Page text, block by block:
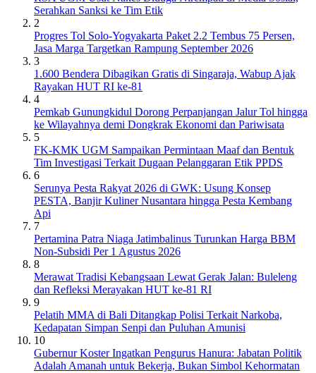
Serahkan Sanksi ke Tim Etik
2
Progres Tol Solo-Yogyakarta Paket 2.2 Tembus 75 Persen,
Jasa Marga Targetkan Rampung September 2026
3
1.600 Bendera Dibagikan Gratis di Singaraja, Wabup Ajak
Rayakan HUT RI ke-81
4
Pemkab Gunungkidul Dorong Perpanjangan Jalur Tol hingga
ke Wilayahnya demi Dongkrak Ekonomi dan Pariwisata
5
FK-KMK UGM Sampaikan Permintaan Maaf dan Bentuk
Tim Investigasi Terkait Dugaan Pelanggaran Etik PPDS
6
Serunya Pesta Rakyat 2026 di GWK: Usung Konsep
PESTA, Banjir Kuliner Nusantara hingga Pesta Kembang
Api
7
Pertamina Patra Niaga Jatimbalinus Turunkan Harga BBM
Non-Subsidi Per 1 Agustus 2026
8
Merawat Tradisi Kebangsaan Lewat Gerak Jalan: Buleleng
dan Refleksi Merayakan HUT ke-81 RI
9
Pelatih MMA di Bali Ditangkap Polisi Terkait Narkoba,
Kedapatan Simpan Senpi dan Puluhan Amunisi
10
Gubernur Koster Ingatkan Pengurus Hanura: Jabatan Politik
Adalah Amanah untuk Bekerja, Bukan Simbol Kehormatan